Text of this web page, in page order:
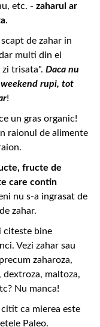
etc. - zaharul ar
.
de zahar in
multi din ei
trisata". Daca nu
rupi, tot
!
un gras organic!
raionul de alimente
fructe de
care contin
nu s-a ingrasat de
zahar.
citeste bine
Vezi zahar sau
zaharoza,
maltoza,
Nu manca!
ca mierea este
Paleo.